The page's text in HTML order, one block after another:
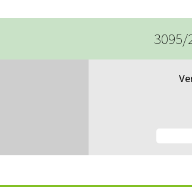
2018
2017
2016
2015
3095/